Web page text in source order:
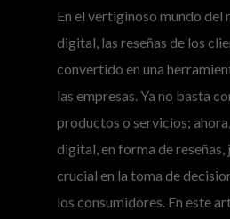
En el vertiginoso mundo del
digital, las reseñas de los
convertido en una
las empresas. Ya no basta
productos o servicios;
digital, en forma de reseñas,
crucial en la toma de
los consumidores. En este